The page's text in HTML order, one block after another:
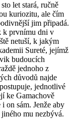
let stará, ručně
kuriozitu, ale čím
jim připadá.
k prvnímu dni v
netuší, k jakým
Sureté, jejímž
budoucích
jednoho z
důvodů najde
jednotlivé
ke Gamachově
on sám. Jenže aby
mu nezbývá.